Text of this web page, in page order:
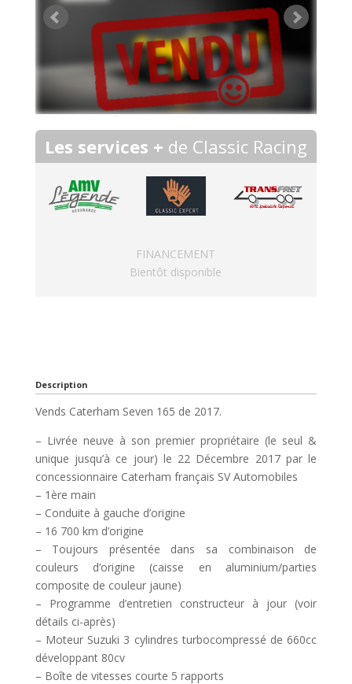
Les services + de Classic Racing
FINANCEMENT
Bientôt disponible
Description
Vends Caterham Seven 165 de 2017.
– Livrée neuve à son premier propriétaire (le seul &
unique jusqu’à ce jour) le 22 Décembre 2017 par le
concessionnaire Caterham français SV Automobiles
– 1ère main
– Conduite à gauche d’origine
– 16 700 km d’origine
– Toujours présentée dans sa combinaison de
couleurs d’origine (caisse en aluminium/parties
composite de couleur jaune)
– Programme d’entretien constructeur à jour (voir
détails ci-après)
– Moteur Suzuki 3 cylindres turbocompressé de 660cc
développant 80cv
– Boîte de vitesses courte 5 rapports